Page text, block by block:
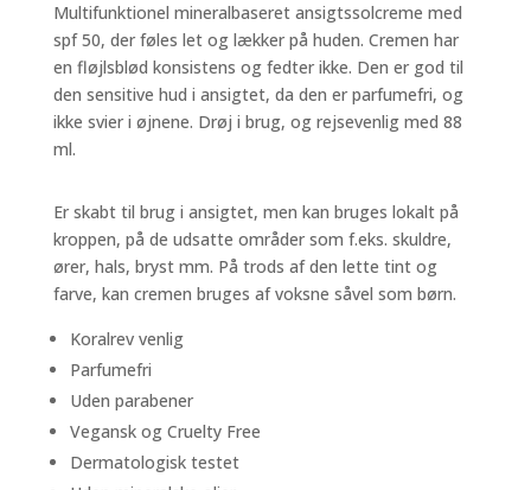
Multifunktionel mineralbaseret ansigtssolcreme med
spf 50, der føles let og lækker på huden. Cremen har
en fløjlsblød konsistens og fedter ikke. Den er god til
den sensitive hud i ansigtet, da den er parfumefri, og
ikke svier i øjnene. Drøj i brug, og rejsevenlig med 88
ml.
Er skabt til brug i ansigtet, men kan bruges lokalt på
kroppen, på de udsatte områder som f.eks. skuldre,
ører, hals, bryst mm. På trods af den lette tint og
farve, kan cremen bruges af voksne såvel som børn.
Koralrev venlig
Parfumefri
Uden parabener
Vegansk og Cruelty Free
Dermatologisk testet